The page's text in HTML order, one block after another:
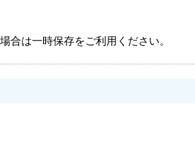
合は一時保存をご利用ください。